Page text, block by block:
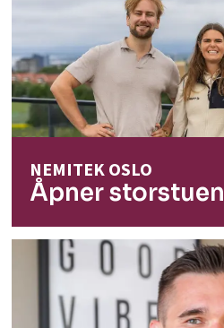
NEMITEK OSLO
Åpner storstuen